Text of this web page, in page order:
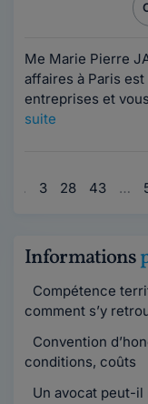
Me Marie Pierre
affaires à Paris
entreprises et
suite
… 3 28 43 …
Informations
Compétence
comment s’y
Convention
conditions, coûts
Un avocat peut-